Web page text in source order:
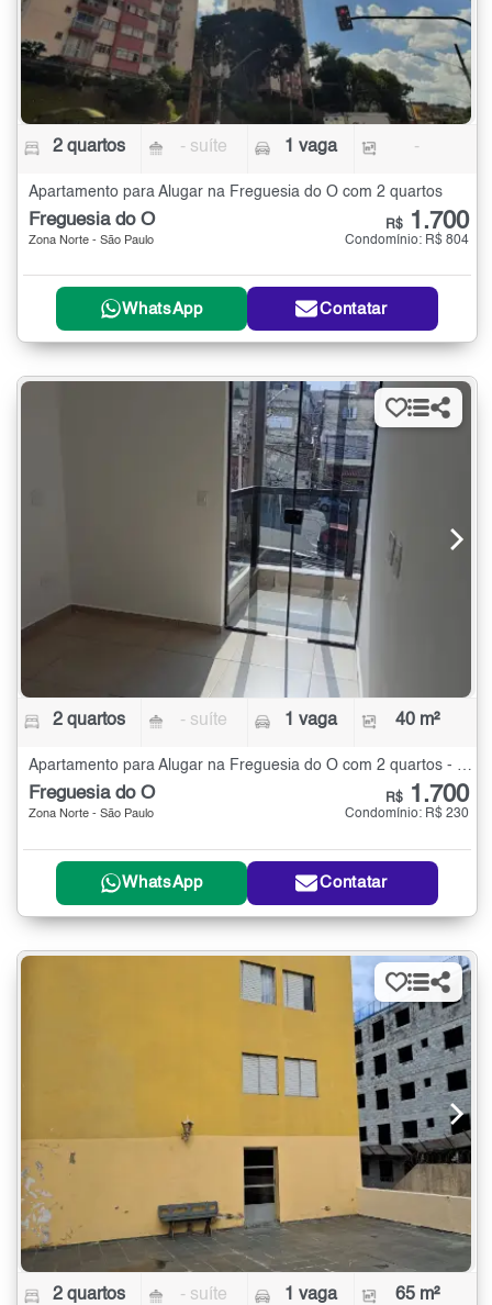
2 quartos - suíte 1 vaga -
Apartamento para Alugar na Freguesia do Ó com 2 quartos
Freguesia do Ó
Zona Norte - São Paulo
R$ 1.700
Condomínio: R$ 804
WhatsApp Contatar
2 quartos - suíte 1 vaga 40 m²
Apartamento para Alugar na Freguesia do Ó com 2 quartos - 40 m²
Freguesia do Ó
Zona Norte - São Paulo
R$ 1.700
Condomínio: R$ 230
WhatsApp Contatar
2 quartos - suíte 1 vaga 65 m²